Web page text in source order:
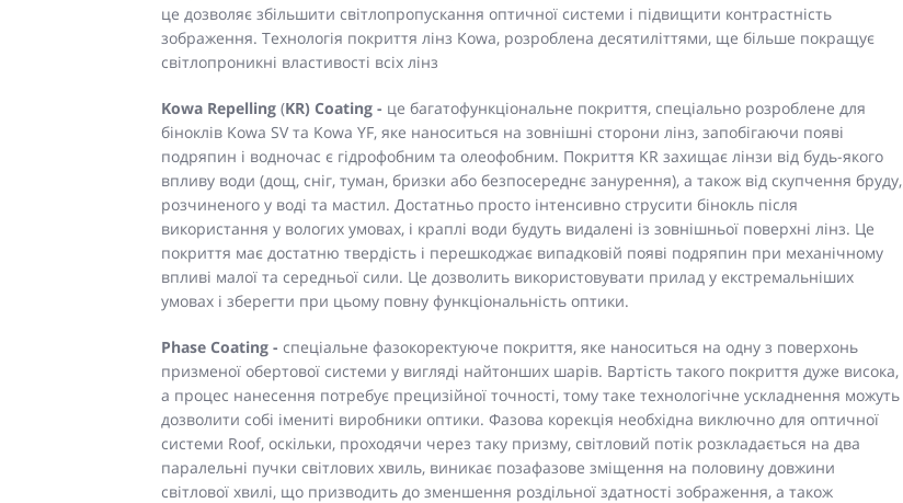
це дозволяє збільшити світлопропускання оптичної системи і підвищити контрастність
зображення. Технологія покриття лінз Kowa, розроблена десятиліттями, ще більше покращує
світлопроникні властивості всіх лінз
Kowa Repelling (KR) Coating - це багатофункціональне покриття, спеціально розроблене для
біноклів Kowa SV та Kowa YF, яке наноситься на зовнішні сторони лінз, запобігаючи появі
подряпин і водночас є гідрофобним та олеофобним. Покриття KR захищає лінзи від будь-якого
впливу води (дощ, сніг, туман, бризки або безпосереднє занурення), а також від скупчення бруду,
розчиненого у воді та мастил. Достатньо просто інтенсивно струсити бінокль після
використання у вологих умовах, і краплі води будуть видалені із зовнішньої поверхні лінз. Це
покриття має достатню твердість і перешкоджає випадковій появі подряпин при механічному
впливі малої та середньої сили. Це дозволить використовувати прилад у екстремальніших
умовах і зберегти при цьому повну функціональність оптики.
Phase Coating - спеціальне фазокоректуюче покриття, яке наноситься на одну з поверхонь
призменої обертової системи у вигляді найтонших шарів. Вартість такого покриття дуже висока,
а процес нанесення потребує прецизійної точності, тому таке технологічне ускладнення можуть
дозволити собі імениті виробники оптики. Фазова корекція необхідна виключно для оптичної
системи Roof, оскільки, проходячи через таку призму, світловий потік розкладається на два
паралельні пучки світлових хвиль, виникає позафазове зміщення на половину довжини
світлової хвилі, що призводить до зменшення роздільної здатності зображення, а також